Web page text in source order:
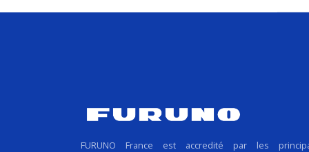
FURUNO France est accredité par les